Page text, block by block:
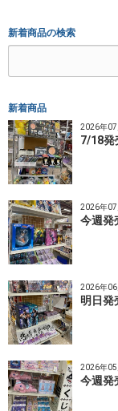
新着商品の検索
新着商品
2026年
7/18発
2026年
今週発
2026年
明日発
2026年
今週発